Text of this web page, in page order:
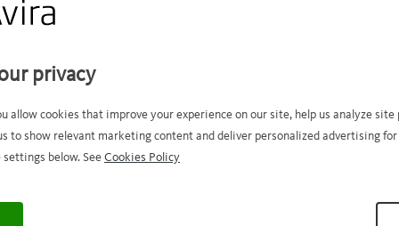
of Extended Support (EOE)
Avira AntiVir Savapi 3.2 or
privacy
allow cookies that improve your experience on our site, help us analyze site
to show relevant marketing content and deliver personalized advertising for
below. See Cookies Policy